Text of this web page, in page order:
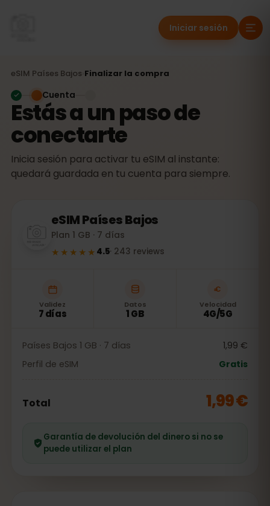
Iniciar sesión
eSIM Países Bajos Finalizar la compra
Estás a un paso de
conectarte
Inicia sesión para activar tu eSIM al instante:
quedará guardada en tu cuenta para siempre.
Cuenta
eSIMPaíses Bajos
Plan 1 GB · 7 días
★★★★★ 4.5· 243 reviews
Validez
7 días
Datos
1 GB
Velocidad
4G/5G
Países Bajos 1 GB · 7 días
1,99 €
Perfil de eSIM
Gratis
Total 1,99 €
Garantía de devolución del dinero si no se
puede utilizar el plan